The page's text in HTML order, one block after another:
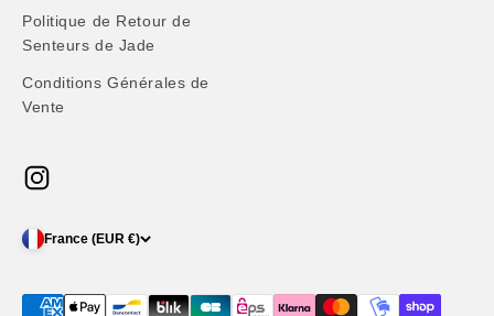
Politique de Retour de
Senteurs de Jade
Conditions Générales de
Vente
France (EUR €)